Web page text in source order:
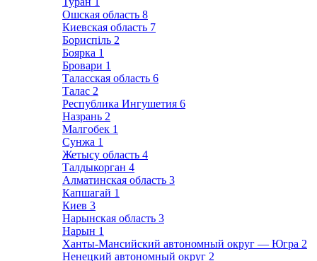
Ошская область 8
Киевская область 7
Бориспіль 2
Боярка 1
Бровари 1
Таласская область 6
Талас 2
Республика Ингушетия 6
Назрань 2
Малгобек 1
Сунжа 1
Жетысу область 4
Талдыкорган 4
Алматинская область 3
Капшагай 1
Киев 3
Нарынская область 3
Нарын 1
Ханты-Мансийский автономный округ — Югра 2
Ненецкий автономный округ 2